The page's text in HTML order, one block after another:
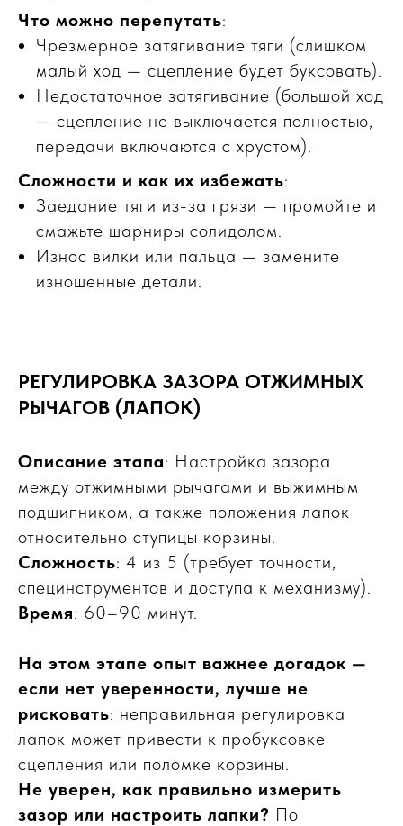
Что можно перепутать:
Чрезмерное затягивание тяги (слишком
малый ход — сцепление будет буксовать).
Недостаточное затягивание (большой ход
— сцепление не выключается полностью,
передачи включаются с хрустом).
Сложности и как их избежать:
Заедание тяги из-за грязи — промойте и
смажьте шарниры солидолом.
Износ вилки или пальца — замените
изношенные детали.
РЕГУЛИРОВКА ЗАЗОРА ОТЖИМНЫХ
РЫЧАГОВ (ЛАПОК)
Описание этапа: Настройка зазора
между отжимными рычагами и выжимным
подшипником, а также положения лапок
относительно ступицы корзины.
Сложность: 4 из 5 (требует точности,
специнструментов и доступа к механизму).
Время: 60–90 минут.
На этом этапе опыт важнее догадок —
если нет уверенности, лучше не
рисковать: неправильная регулировка
лапок может привести к пробуксовке
сцепления или поломке корзины.
Не уверен, как правильно измерить
зазор или настроить лапки? По